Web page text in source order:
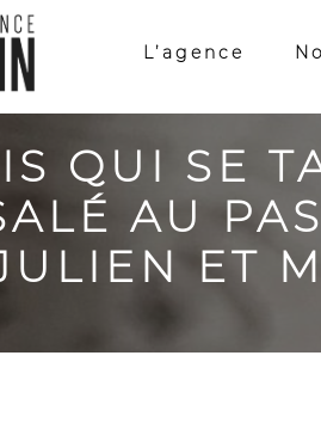
L’agence
QUI SE
AU
ET